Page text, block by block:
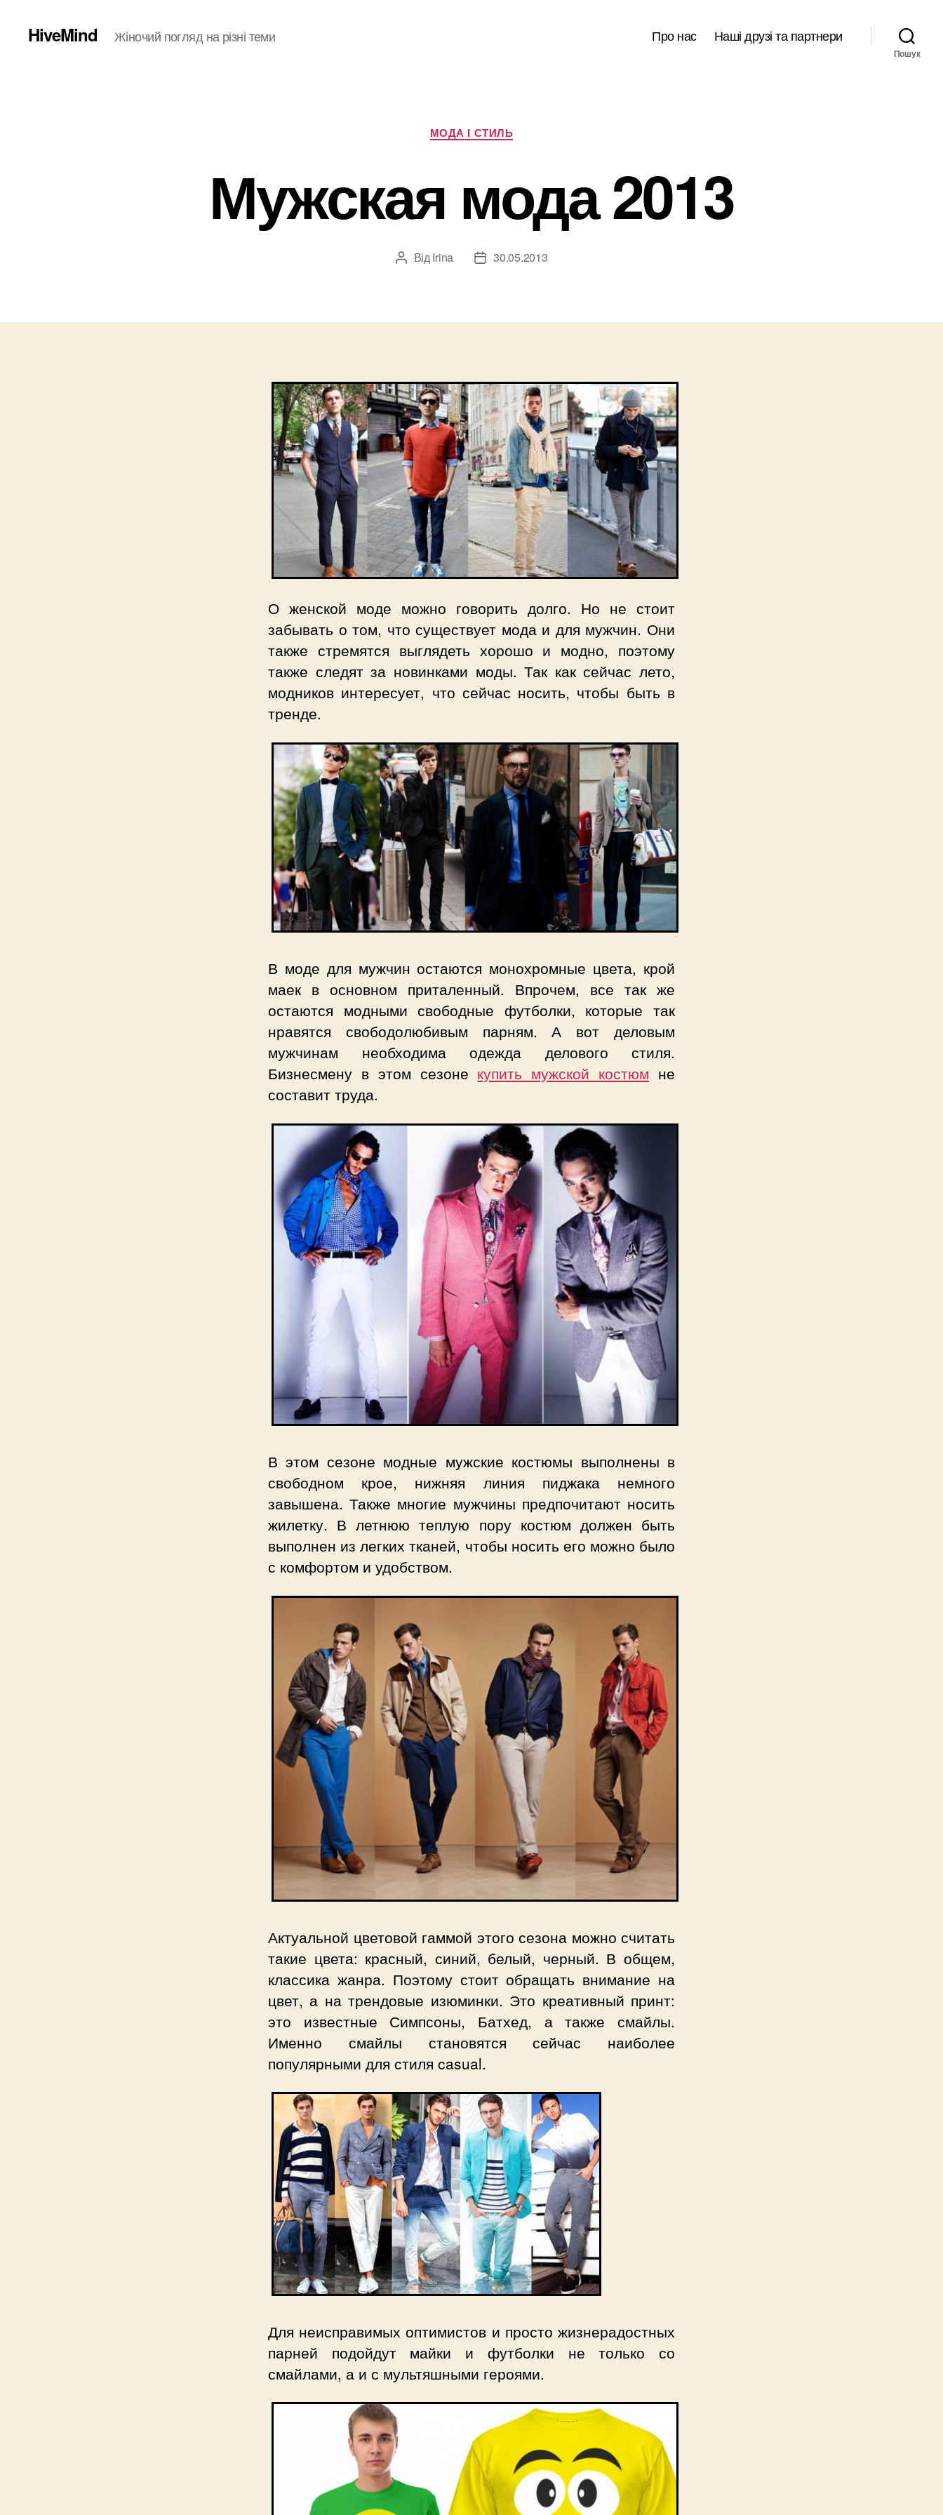
HiveMind Жіночий погляд на різні теми Про нас Наші друзі та партнери
Пошук
Категорії
МОДА І СТИЛЬ
Мужская мода 2013
Автор
Від Irina
Дата30.05.2013
О женской моде можно говорить долго. Но не стоит
забывать о том, что существует мода и для мужчин. Они
также стремятся выглядеть хорошо и модно, поэтому
также следят за новинками моды. Так как сейчас лето,
модников интересует, что сейчас носить, чтобы быть в
тренде.
В моде для мужчин остаются монохромные цвета, крой
маек в основном приталенный. Впрочем, все так же
остаются модными свободные футболки, которые так
нравятся свободолюбивым парням. А вот деловым
мужчинам необходима одежда делового стиля.
Бизнесмену в этом сезоне купить мужской костюм не
составит труда.
В этом сезоне модные мужские костюмы выполнены в
свободном крое, нижняя линия пиджака немного
завышена. Также многие мужчины предпочитают носить
жилетку. В летнюю теплую пору костюм должен быть
выполнен из легких тканей, чтобы носить его можно было
с комфортом и удобством.
Актуальной цветовой гаммой этого сезона можно считать
такие цвета: красный, синий, белый, черный. В общем,
классика жанра. Поэтому стоит обращать внимание на
цвет, а на трендовые изюминки. Это креативный принт:
это известные Симпсоны, Батхед, а также смайлы.
Именно смайлы становятся сейчас наиболее
популярными для стиля casual.
Для неисправимых оптимистов и просто жизнерадостных
парней подойдут майки и футболки не только со
смайлами, а и с мультяшными героями.